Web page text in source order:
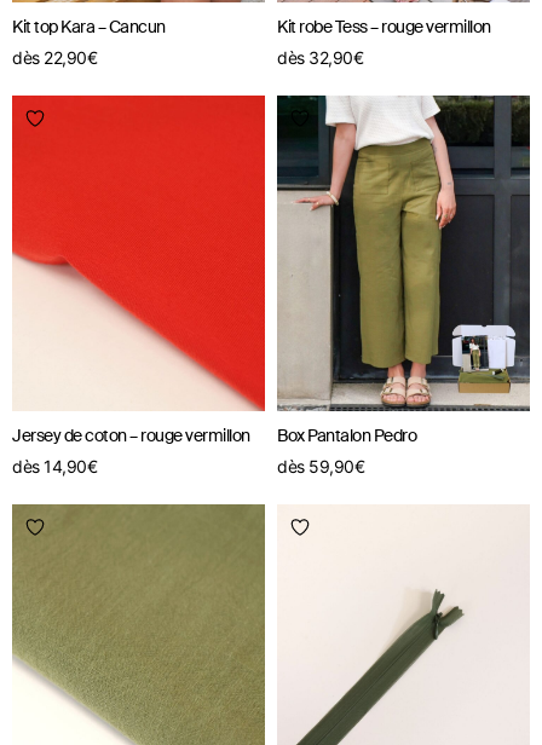
Kit top Kara – Cancun
dès 22,90€
Kit robe Tess – rouge vermillon
dès 32,90€
Jersey de coton – rouge vermillon
dès14,90€
Box Pantalon Pedro
dès 59,90€